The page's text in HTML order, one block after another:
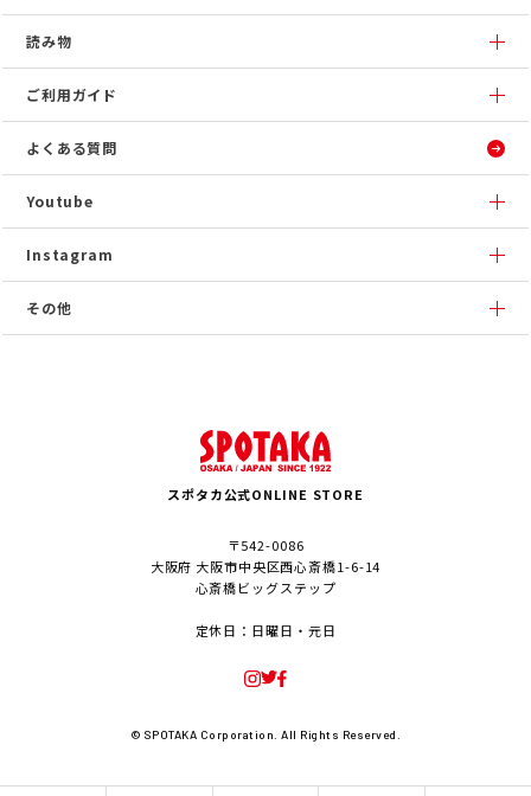
読み物
ご利用ガイド
よくある質問
Youtube
Instagram
その他
スポタカ公式ONLINE STORE
〒542-0086
大阪府 大阪市中央区西心斎橋1-6-14
心斎橋ビッグステップ
定休日：日曜日・元日
© SPOTAKA Corporation. All Rights Reserved.